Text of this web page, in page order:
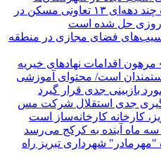
مرتفع شده است/ معضلات چند دهه‌ای ١٣ تعاونی مسکن در
حل شده است
فضای مجازی در منطقه
مرهون اقدامات نهادهای خیریه
است/ محتوای آموزشی
بازبینی جدی قرار گیرد
جدی استقلال شرکت مس
کارخانه کارخانه‌ساز است
شهرداری تبریز راه